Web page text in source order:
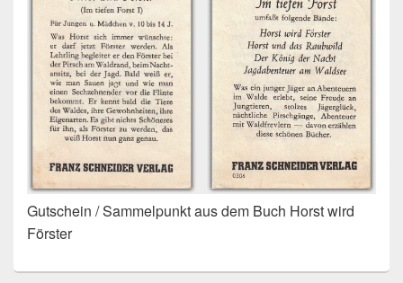
Gutschein / Sammelpunkt aus dem Buch Horst wird
Förster